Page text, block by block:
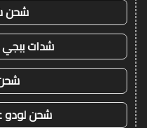
شحن
شدات
شحن لودو